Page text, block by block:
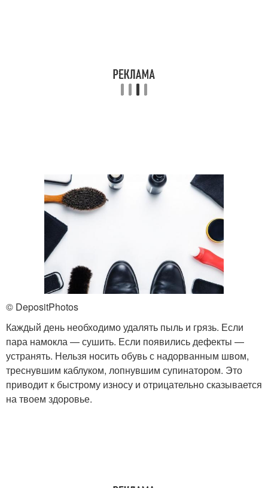
© DepositPhotos
Каждый день необходимо удалять пыль и грязь. Если
пара намокла — сушить. Если появились дефекты —
устранять. Нельзя носить обувь с надорванным швом,
треснувшим каблуком, лопнувшим супинатором. Это
приводит к быстрому износу и отрицательно сказывается
на твоем здоровье.